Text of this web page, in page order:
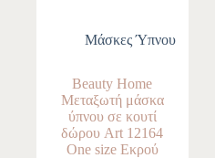
Μάσκες Ύπνου
Beauty Home
Μεταξωτή μάσκα
ύπνου σε κουτί
δώρου Art 12164
One size Εκρού